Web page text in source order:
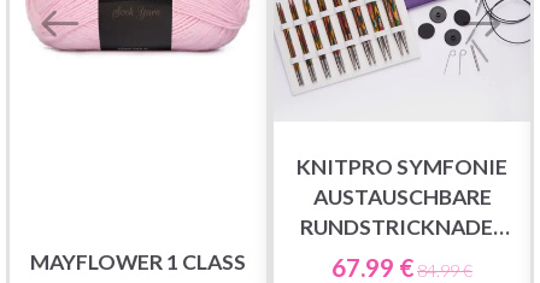
MAYFLOWER 1 CLASS
KNITPRO SYMFONIE
AUSTAUSCHBARE
RUNDSTRICKNADEL
SET DELUXE
67.99 €84.99 €